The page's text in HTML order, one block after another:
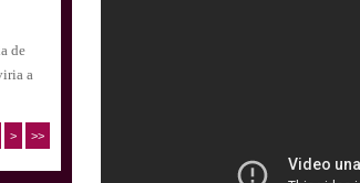
de
a
> >>